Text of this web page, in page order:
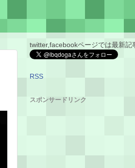
twitter,facebookページでは最新記
RSS
スポンサードリンク